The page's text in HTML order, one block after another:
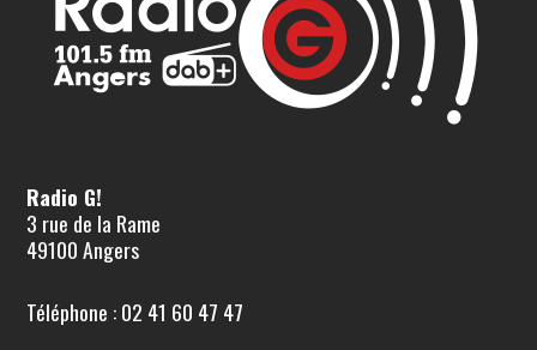
Radio G!
3 rue de la Rame
49100 Angers
Téléphone : 02 41 60 47 47